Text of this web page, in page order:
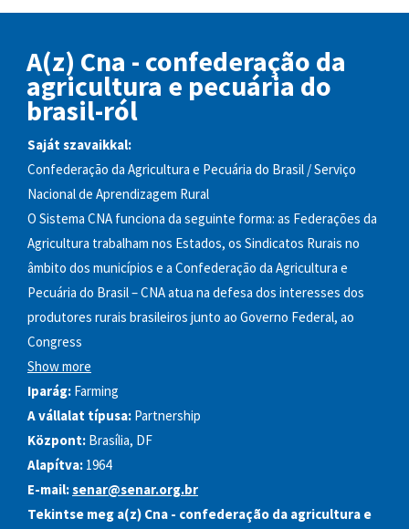
A(z) Cna - confederação da
agricultura e pecuária do
brasil-ról
Saját szavaikkal:
Confederação da Agricultura e Pecuária do Brasil / Serviço
Nacional de Aprendizagem Rural
O Sistema CNA funciona da seguinte forma: as Federações da
Agricultura trabalham nos Estados, os Sindicatos Rurais no
âmbito dos municípios e a Confederação da Agricultura e
Pecuária do Brasil – CNA atua na defesa dos interesses dos
produtores rurais brasileiros junto ao Governo Federal, ao
Congress
Show more
Iparág: Farming
A vállalat típusa: Partnership
Központ: Brasília, DF
Alapítva: 1964
E-mail:senar@senar.org.br
Tekintse meg a(z) Cna - confederação da agricultura e